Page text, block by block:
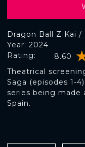
Dragon Ball Z Kai /
Rating: 8.60
Year: 2024
Theatrical
Saga (episodes 1-
series being
Spain.